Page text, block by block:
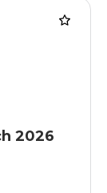
2026